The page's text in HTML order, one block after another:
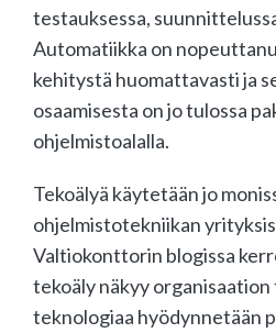
testauksessa,
Automatiikka on
kehitystä huomattavasti ja
osaamisesta on jo tulossa
ohjelmistoalalla.
Tekoälyä käytetään jo
ohjelmistotekniikan
Valtiokonttorin blogissa
tekoäly näkyy
teknologiaa hyödynnetään